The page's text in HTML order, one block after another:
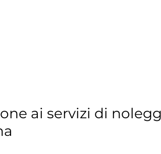
ai servizi di